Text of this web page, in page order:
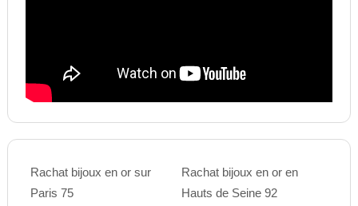
Rachat bijoux en or sur
Paris 75
Rachat bijoux en or en
Hauts de Seine 92